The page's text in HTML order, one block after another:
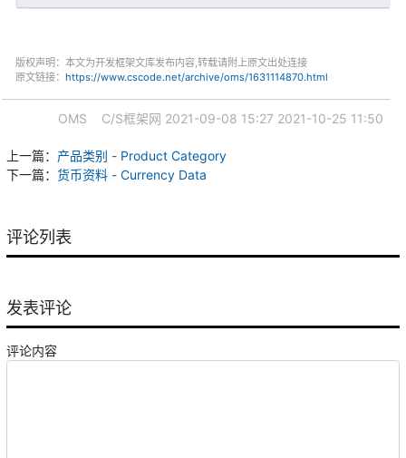
版权声明：本文为开发框架文库发布内容,转载请附上原文出处连接
原文链接： https://www.cscode.net/archive/oms/1631114870.html
OMS C/S框架网 2021-09-08 15:27 2021-10-25 11:50
上一篇： 产品类别 - Product Category
下一篇： 货币资料 - Currency Data
评论列表
发表评论
评论内容